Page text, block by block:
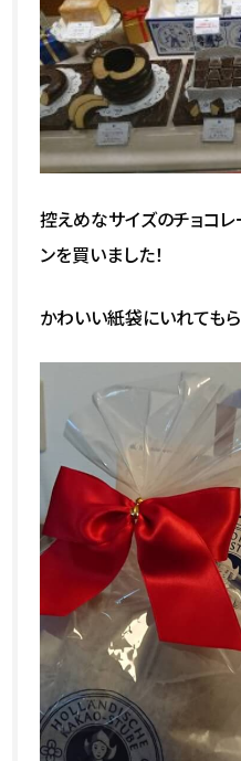
控えめなサイズのチョコ
ンを買いました！
かわいい紙袋にいれてもら